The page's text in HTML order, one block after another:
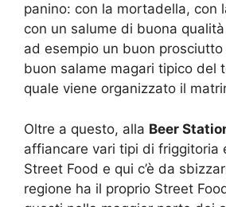
panino: con la mortadella, con
con un salume di buona
ad esempio un buon
buon salame magari tipico del
quale viene organizzato il
Oltre a questo, alla Beer
affiancare vari tipi di friggitoria
Street Food e qui c’è da
regione ha il proprio Street